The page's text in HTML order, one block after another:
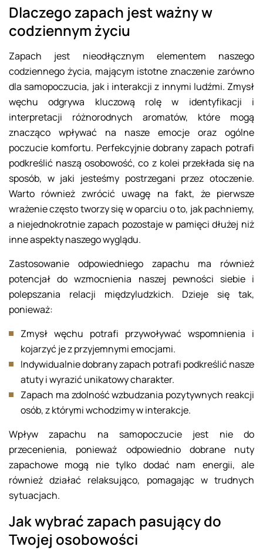
Dlaczego zapach jest ważny w
codziennym życiu
Zapach jest nieodłącznym elementem naszego
codziennego życia, mającym istotne znaczenie zarówno
dla samopoczucia, jak i interakcji z innymi ludźmi. Zmysł
węchu odgrywa kluczową rolę w identyfikacji i
interpretacji różnorodnych aromatów, które mogą
znacząco wpływać na nasze emocje oraz ogólne
poczucie komfortu. Perfekcyjnie dobrany zapach potrafi
podkreślić naszą osobowość, co z kolei przekłada się na
sposób, w jaki jesteśmy postrzegani przez otoczenie.
Warto również zwrócić uwagę na fakt, że pierwsze
wrażenie często tworzy się w oparciu o to, jak pachniemy,
a niejednokrotnie zapach pozostaje w pamięci dłużej niż
inne aspekty naszego wyglądu.
Zastosowanie odpowiedniego zapachu ma również
potencjał do wzmocnienia naszej pewności siebie i
polepszania relacji międzyludzkich. Dzieje się tak,
ponieważ:
Zmysł węchu potrafi przywoływać wspomnienia i
kojarzyć je z przyjemnymi emocjami.
Indywidualnie dobrany zapach potrafi podkreślić nasze
atuty i wyrazić unikatowy charakter.
Zapach ma zdolność wzbudzania pozytywnych reakcji
osób, z którymi wchodzimy w interakcje.
Wpływ zapachu na samopoczucie jest nie do
przecenienia, ponieważ odpowiednio dobrane nuty
zapachowe mogą nie tylko dodać nam energii, ale
również działać relaksująco, pomagając w trudnych
sytuacjach.
Jak wybrać zapach pasujący do
Twojej osobowości